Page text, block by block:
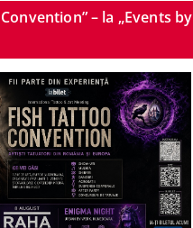
– la „Events by